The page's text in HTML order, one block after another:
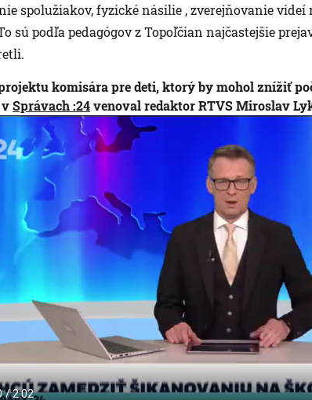
spolužiakov, fyzické násilie , zverejňovanie videí
sú podľa pedagógov z Topoľčian najčastejšie
komisára pre deti, ktorý by mohol znížiť
Správach :24venoval redaktor RTVS Miroslav